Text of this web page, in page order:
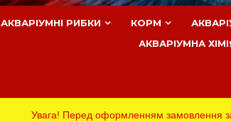
АКВАРІУМНІ РИБКИ КОРМ
АКВАРІУМНА
Увага! Перед оформленням замовлення